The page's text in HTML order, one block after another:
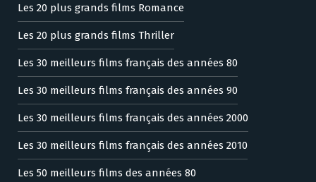
Les 20 plus grands films Romance
Les 20 plus grands films Thriller
Les 30 meilleurs films français des années 80
Les 30 meilleurs films français des années 90
Les 30 meilleurs films français des années 2000
Les 30 meilleurs films français des années 2010
Les 50 meilleurs films des années 80